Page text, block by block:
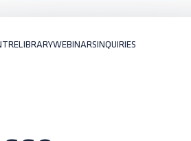
LIBRARYWEBINARSINQUIRIES